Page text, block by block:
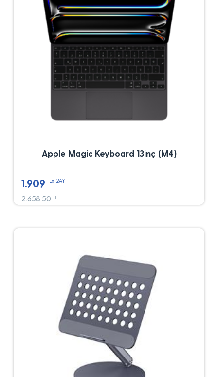
Apple Magic Keyboard 13inç (M4)
1.909 TLx 12AY
2.658,50 TL